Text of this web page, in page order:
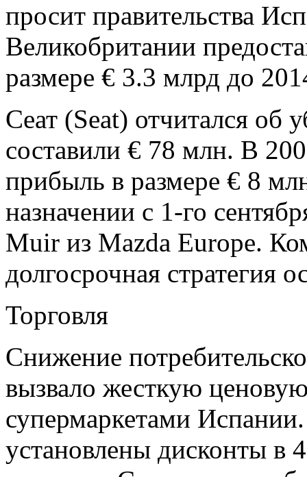
просит правительства
Великобритании
размере € 3.3 млрд до
Сеат (Seat) отчитался об
составили € 78 млн. В
прибыль в размере € 8
назначении с 1-го
Muir из Mazda Europe.
долгосрочная стратегия
Торговля
Снижение
вызвало жесткую
супермаркетами
установлены дисконты в